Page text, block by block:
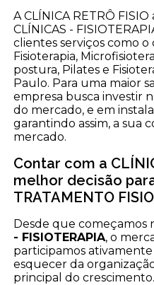
A CLÍNICA RETRÔ
CLÍNICAS -
clientes serviços como o
Fisioterapia,
postura, Pilates e
Paulo. Para uma maior
empresa busca investir
do mercado, e em
garantindo assim, a sua
mercado.
Contar com a
melhor decisão
TRATAMENTO
Desde que começamos
- FISIOTERAPIA, o
participamos ativamente
esquecer da
principal do crescimento.